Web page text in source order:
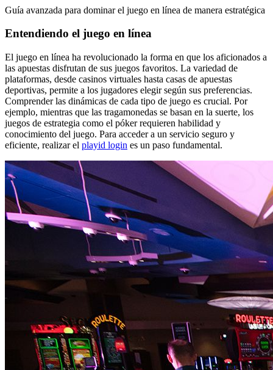
Guía avanzada para dominar el juego en línea de manera estratégica
Entendiendo el juego en línea
El juego en línea ha revolucionado la forma en que los aficionados a
las apuestas disfrutan de sus juegos favoritos. La variedad de
plataformas, desde casinos virtuales hasta casas de apuestas
deportivas, permite a los jugadores elegir según sus preferencias.
Comprender las dinámicas de cada tipo de juego es crucial. Por
ejemplo, mientras que las tragamonedas se basan en la suerte, los
juegos de estrategia como el póker requieren habilidad y
conocimiento del juego. Para acceder a un servicio seguro y
eficiente, realizar el playid login es un paso fundamental.